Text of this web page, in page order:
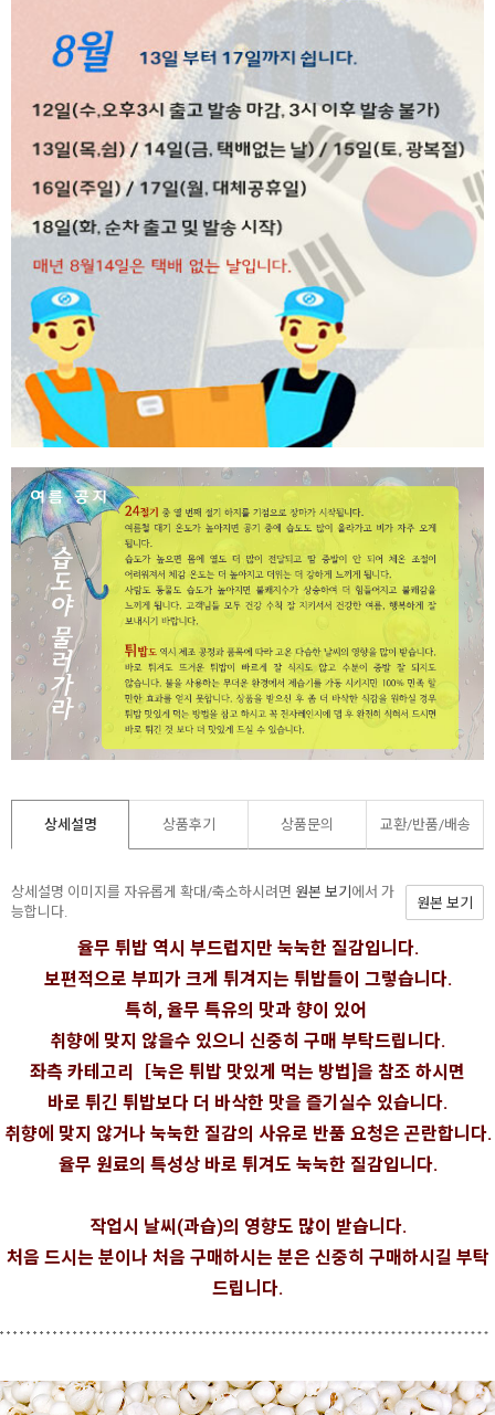
상세설명 상품후기 상품문의 교환/반품/배송
상세설명 이미지를 자유롭게 확대/축소하시려면 원본 보기 에서 가
능합니다.
원본 보기
율무 튀밥 역시 부드럽지만 눅눅한 질감입니다.
보편적으로 부피가 크게 튀겨지는 튀밥들이 그렇습니다.
특히, 율무 특유의 맛과 향이 있어
취향에 맞지 않을수 있으니 신중히 구매 부탁드립니다.
좌측 카테고리［눅은 튀밥 맛있게 먹는 방법]을 참조 하시면
바로 튀긴 튀밥보다 더 바삭한 맛을 즐기실수 있습니다.
취향에 맞지 않거나 눅눅한 질감의 사유로 반품 요청은 곤란합니다.
율무 원료의 특성상 바로 튀겨도 눅눅한 질감입니다.
작업시 날씨(과습)의 영향도 많이 받습니다.
처음 드시는 분이나 처음 구매하시는 분은 신중히 구매하시길 부탁
드립니다.